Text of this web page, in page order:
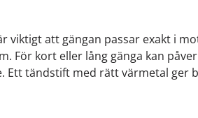
viktigt att gängan passar exakt i
För kort eller lång gänga kan
Ett tändstift med rätt värmetal